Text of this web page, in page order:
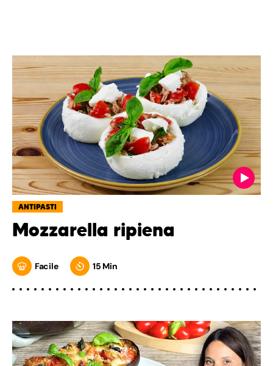
ANTIPASTI
Mozzarella ripiena
Facile 15 Min